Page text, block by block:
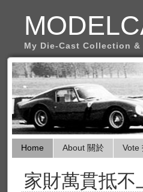
My Die-Cast Collection
Home About 關於 Vote
家財萬貫抵不